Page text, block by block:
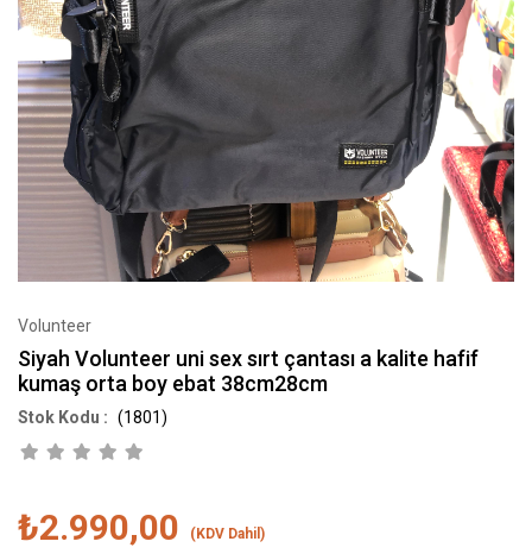
Volunteer
Siyah Volunteer uni sex sırt çantası a kalite hafif
kumaş orta boy ebat 38cm28cm
(1801)
₺2.990,00 (KDV Dahil)